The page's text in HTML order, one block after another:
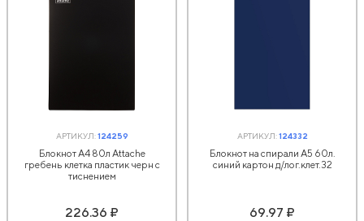
АРТИКУЛ:124259
Блокнот А4 80л Attache
гребень клетка пластик черн с
тиснением
226.36 ₽
АРТИКУЛ:124332
Блокнот на спирали А5 60л.
синий картон д/лог.клет.32
69.97 ₽